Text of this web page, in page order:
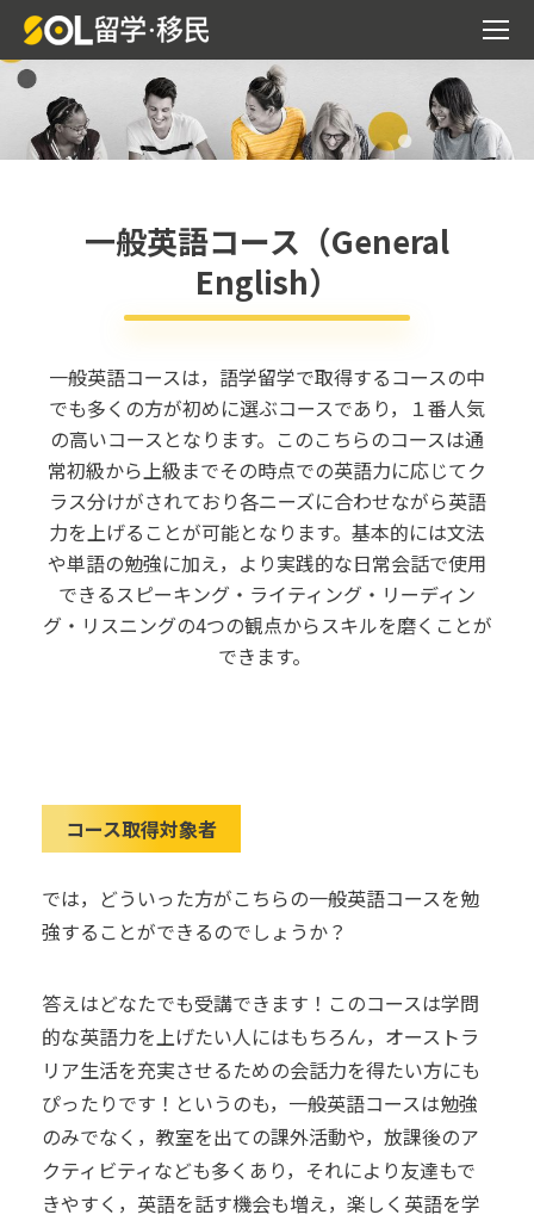
一般英語コース（General
English）
一般英語コースは，語学留学で取得するコースの中
でも多くの方が初めに選ぶコースであり，１番人気
の高いコースとなります。このこちらのコースは通
常初級から上級までその時点での英語力に応じてク
ラス分けがされており各ニーズに合わせながら英語
力を上げることが可能となります。基本的には文法
や単語の勉強に加え，より実践的な日常会話で使用
できるスピーキング・ライティング・リーディン
グ・リスニングの4つの観点からスキルを磨くことが
できます。
コース取得対象者
では，どういった方がこちらの一般英語コースを勉
強することができるのでしょうか？
答えはどなたでも受講できます！このコースは学問
的な英語力を上げたい人にはもちろん，オーストラ
リア生活を充実させるための会話力を得たい方にも
ぴったりです！というのも，一般英語コースは勉強
のみでなく，教室を出ての課外活動や，放課後のア
クティビティなども多くあり，それにより友達もで
きやすく，英語を話す機会も増え，楽しく英語を学